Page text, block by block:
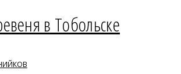
в Тобольске